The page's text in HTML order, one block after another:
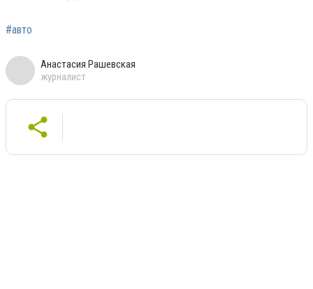
#авто
Анастасия Рашевская
журналист